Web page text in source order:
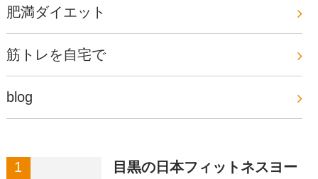
肥満ダイエット
筋トレを自宅で
blog
目黒の日本フィットネスヨー